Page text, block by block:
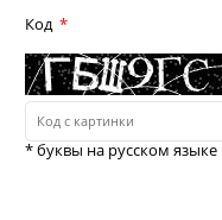
Код
* буквы на русском языке